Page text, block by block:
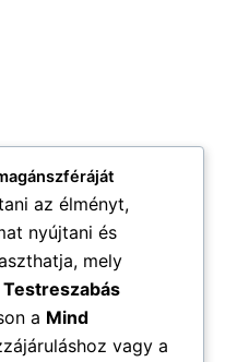
az élményt,
nyújtani és
mely
Testreszabás
a Mind
vagy a